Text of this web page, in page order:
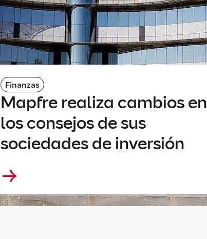
Finanzas
Mapfre realiza cambios en
los consejos de sus
sociedades de inversión